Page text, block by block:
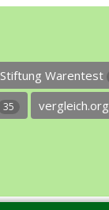
Stiftung Warentest
35 vergleich.org